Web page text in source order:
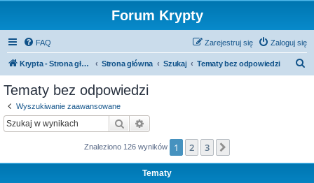
Forum Krypty
FAQ Zaloguj się
Zarejestruj się
Krypta - Strona główna Strona główna Szukaj Tematy bez odpowiedzi
Tematy bez odpowiedzi
Wyszukiwanie zaawansowane
Szukaj
Znaleziono 126 wyników 1 2 3
Tematy